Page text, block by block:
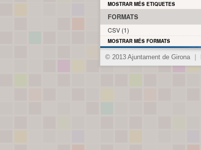
MOSTRAR MÉS ETIQUETES
FORMATS
CSV (1)
MOSTRAR MÉS FORMATS
© 2013 Ajuntament de Girona